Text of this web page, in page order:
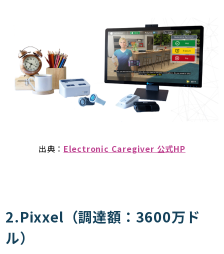
出典： Electronic Caregiver 公式HP
2.Pixxel（調達額：3600万ド
ル）